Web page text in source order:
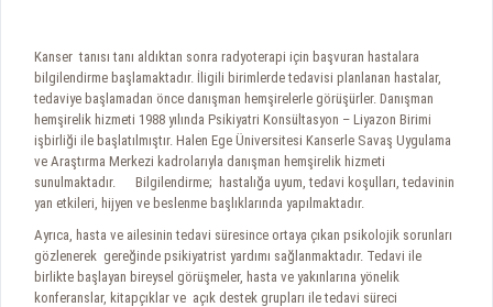
Kanser tanısı tanı aldıktan sonra radyoterapi için başvuran hastalara
bilgilendirme başlamaktadır. İligili birimlerde tedavisi planlanan hastalar,
tedaviye başlamadan önce danışman hemşirelerle görüşürler. Danışman
hemşirelik hizmeti 1988 yılında Psikiyatri Konsültasyon – Liyazon Birimi
işbirliği ile başlatılmıştır. Halen Ege Üniversitesi Kanserle Savaş Uygulama
ve Araştırma Merkezi kadrolarıyla danışman hemşirelik hizmeti
sunulmaktadır. Bilgilendirme; hastalığa uyum, tedavi koşulları, tedavinin
yan etkileri, hijyen ve beslenme başlıklarında yapılmaktadır.
Ayrıca, hasta ve ailesinin tedavi süresince ortaya çıkan psikolojik sorunları
gözlenerek gereğinde psikiyatrist yardımı sağlanmaktadır. Tedavi ile
birlikte başlayan bireysel görüşmeler, hasta ve yakınlarına yönelik
konferanslar, kitapçıklar ve açık destek grupları ile tedavi süreci